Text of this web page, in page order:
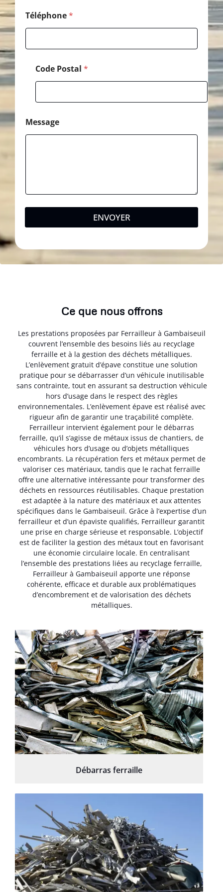
Téléphone*
Code Postal *
Message
ENVOYER
Ce que nous offrons
Les prestations proposées par Ferrailleur à Gambaiseuil
couvrent l’ensemble des besoins liés au recyclage
ferraille et à la gestion des déchets métalliques.
L’enlèvement gratuit d’épave constitue une solution
pratique pour se débarrasser d’un véhicule inutilisable
sans contrainte, tout en assurant sa destruction véhicule
hors d’usage dans le respect des règles
environnementales. L’enlèvement épave est réalisé avec
rigueur afin de garantir une traçabilité complète.
Ferrailleur intervient également pour le débarras
ferraille, qu’il s’agisse de métaux issus de chantiers, de
véhicules hors d’usage ou d’objets métalliques
encombrants. La récupération fers et métaux permet de
valoriser ces matériaux, tandis que le rachat ferraille
offre une alternative intéressante pour transformer des
déchets en ressources réutilisables. Chaque prestation
est adaptée à la nature des matériaux et aux attentes
spécifiques dans le Gambaiseuil. Grâce à l’expertise d’un
ferrailleur et d’un épaviste qualifiés, Ferrailleur garantit
une prise en charge sérieuse et responsable. L’objectif
est de faciliter la gestion des métaux tout en favorisant
une économie circulaire locale. En centralisant
l’ensemble des prestations liées au recyclage ferraille,
Ferrailleur à Gambaiseuil apporte une réponse
cohérente, efficace et durable aux problématiques
d’encombrement et de valorisation des déchets
métalliques.
Débarras ferraille